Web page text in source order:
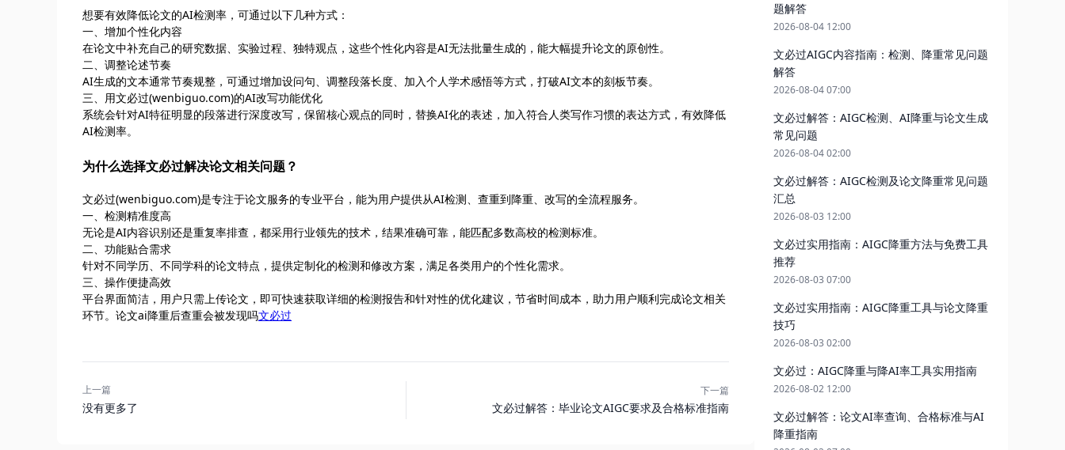
想要有效降低论文的AI检测率，可通过以下几种方式：
一、增加个性化内容
在论文中补充自己的研究数据、实验过程、独特观点，这些个性化内容是AI无法批量生成的，能大幅提升论文的原创性。
二、调整论述节奏
AI生成的文本通常节奏规整，可通过增加设问句、调整段落长度、加入个人学术感悟等方式，打破AI文本的刻板节奏。
三、用文必过(wenbiguo.com)的AI改写功能优化
系统会针对AI特征明显的段落进行深度改写，保留核心观点的同时，替换AI化的表述，加入符合人类写作习惯的表达方式，有效降低
AI检测率。
为什么选择文必过解决论文相关问题？
文必过(wenbiguo.com)是专注于论文服务的专业平台，能为用户提供从AI检测、查重到降重、改写的全流程服务。
一、检测精准度高
无论是AI内容识别还是重复率排查，都采用行业领先的技术，结果准确可靠，能匹配多数高校的检测标准。
二、功能贴合需求
针对不同学历、不同学科的论文特点，提供定制化的检测和修改方案，满足各类用户的个性化需求。
三、操作便捷高效
平台界面简洁，用户只需上传论文，即可快速获取详细的检测报告和针对性的优化建议，节省时间成本，助力用户顺利完成论文相关
环节。论文ai降重后查重会被发现吗文必过
上一篇
没有更多了
下一篇
文必过解答：毕业论文AIGC要求及合格标准指南
题解答
2026-08-04 12:00
文必过AIGC内容指南：检测、降重常见问题
解答
2026-08-04 07:00
文必过解答：AIGC检测、AI降重与论文生成
常见问题
2026-08-04 02:00
文必过解答：AIGC检测及论文降重常见问题
汇总
2026-08-03 12:00
文必过实用指南：AIGC降重方法与免费工具
推荐
2026-08-03 07:00
文必过实用指南：AIGC降重工具与论文降重
技巧
2026-08-03 02:00
文必过：AIGC降重与降AI率工具实用指南
2026-08-02 12:00
文必过解答：论文AI率查询、合格标准与AI
降重指南